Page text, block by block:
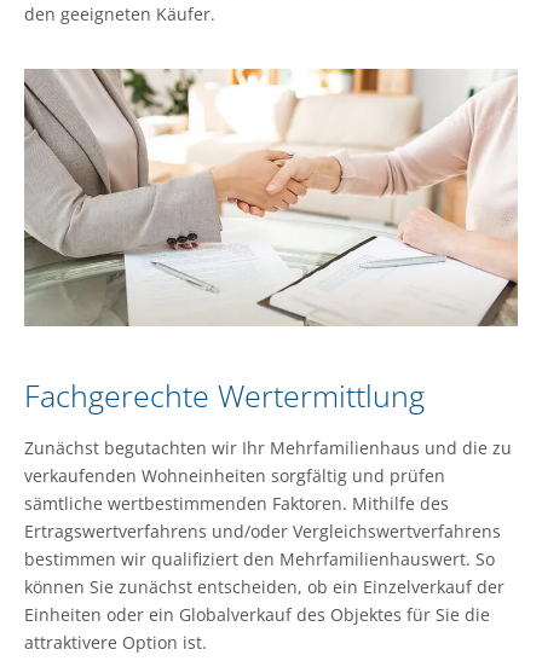
den geeigneten Käufer.
Fachgerechte Wertermittlung
Zunächst begutachten wir Ihr Mehrfamilienhaus und die zu
verkaufenden Wohneinheiten sorgfältig und prüfen
sämtliche wertbestimmenden Faktoren. Mithilfe des
Ertragswertverfahrens und/oder Vergleichswertverfahrens
bestimmen wir qualifiziert den Mehrfamilienhauswert. So
können Sie zunächst entscheiden, ob ein Einzelverkauf der
Einheiten oder ein Globalverkauf des Objektes für Sie die
attraktivere Option ist.